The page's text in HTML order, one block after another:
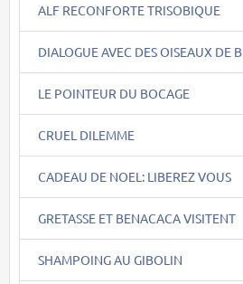
ALF RECONFORTE TRISOBIQUE
DIALOGUE AVEC DES OISEAUX DE B
LE POINTEUR DU BOCAGE
CRUEL DILEMME
CADEAU DE NOEL: LIBEREZ VOUS
GRETASSE ET BENACACA VISITENT
SHAMPOING AU GIBOLIN